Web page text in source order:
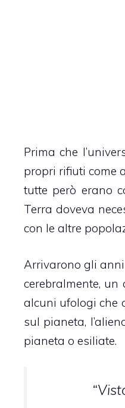
Prima che
propri rifiuti come
tutte però erano
Terra doveva
con le altre
Arrivarono gli anni
cerebralmente,
alcuni ufologi che
sul pianeta,
pianeta o esiliate.
“